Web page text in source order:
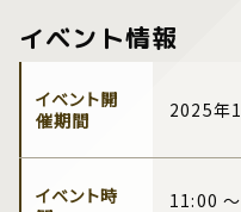
イベント情報
イベント開
催期間
2025年
イベント時
11:00 ～